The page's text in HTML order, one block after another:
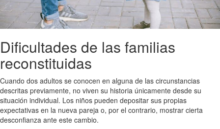
Dificultades de las familias
reconstituidas
Cuando dos adultos se conocen en alguna de las circunstancias
descritas previamente, no viven su historia únicamente desde su
situación individual. Los niños pueden depositar sus propias
expectativas en la nueva pareja o, por el contrario, mostrar cierta
desconfianza ante este cambio.